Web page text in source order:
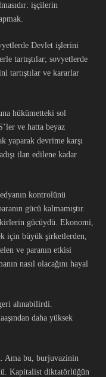
işçilerin
Devlet işlerini
tartıştılar; sovyetlerde
tartıştılar ve kararlar
hükümetteki sol
ve hatta beyaz
yaparak devrime karşı
ilan edilene kadar
kontrolünü
gücü kalmamıştır.
gücüydü. Ekonomi,
için büyük şirketlerden,
ve paranın etkisi
nasıl olacağını hayal
alınabilirdi.
daha yüksek
Ama bu, burjuvazinin
Kapitalist diktatörlüğün